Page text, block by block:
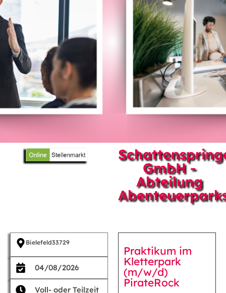
GmbH -
Abteilung
Bielefeld33729
04/08/2026
Voll- oder Teilzeit
Praktikum im
Kletterpark
(m/w/d)
PirateRock